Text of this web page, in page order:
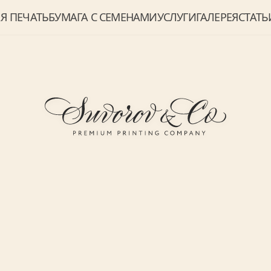
ПЕЧАТЬБУМАГА С СЕМЕНАМИУСЛУГИГАЛЕРЕЯ